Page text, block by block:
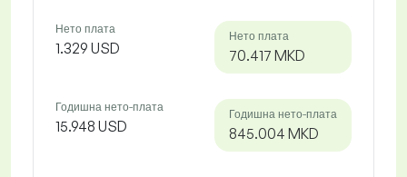
Нето плата
1.329 USD
Нето плата
70.417 MKD
Годишна нето-плата
15.948 USD
Годишна нето-плата
845.004 MKD